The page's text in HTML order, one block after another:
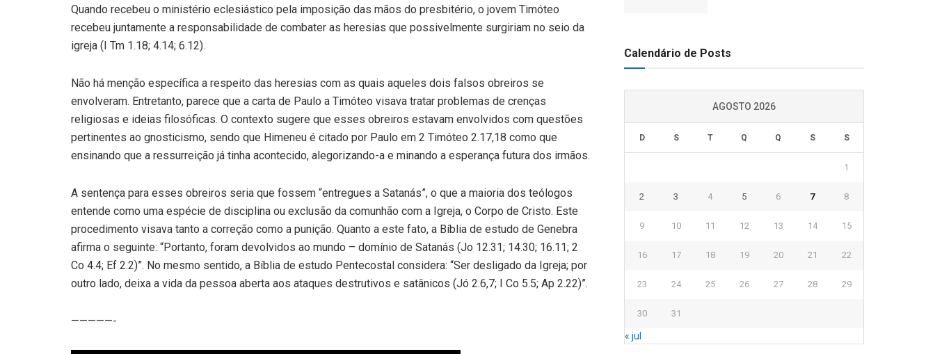
Quando recebeu o ministério eclesiástico pela imposição das mãos do presbitério, o jovem Timóteo
recebeu juntamente a responsabilidade de combater as heresias que possivelmente surgiriam no seio da
igreja (I Tm 1.18; 4.14; 6.12).
Não há menção específica a respeito das heresias com as quais aqueles dois falsos obreiros se
envolveram. Entretanto, parece que a carta de Paulo a Timóteo visava tratar problemas de crenças
religiosas e ideias filosóficas. O contexto sugere que esses obreiros estavam envolvidos com questões
pertinentes ao gnosticismo, sendo que Himeneu é citado por Paulo em 2 Timóteo 2.17,18 como que
ensinando que a ressurreição já tinha acontecido, alegorizando-a e minando a esperança futura dos irmãos.
A sentença para esses obreiros seria que fossem “entregues a Satanás”, o que a maioria dos teólogos
entende como uma espécie de disciplina ou exclusão da comunhão com a Igreja, o Corpo de Cristo. Este
procedimento visava tanto a correção como a punição. Quanto a este fato, a Bíblia de estudo de Genebra
afirma o seguinte: “Portanto, foram devolvidos ao mundo – domínio de Satanás (Jo 12.31; 14.30; 16.11; 2
Co 4.4; Ef 2.2)”. No mesmo sentido, a Bíblia de estudo Pentecostal considera: “Ser desligado da Igreja; por
outro lado, deixa a vida da pessoa aberta aos ataques destrutivos e satânicos (Jó 2.6,7; I Co 5.5; Ap 2.22)”.
—————-
Calendário de Posts
AGOSTO 2026
D S T Q Q S S
1
2 3 4 5 6 7 8
9 10 11 12 13 14 15
16 17 18 19 20 21 22
23 24 25 26 27 28 29
30 31
« jul